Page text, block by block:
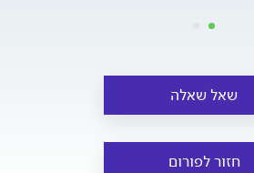
שאל שאלה
חזור לפורום